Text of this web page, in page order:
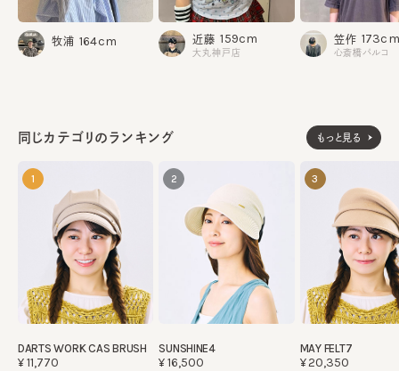
部分：ポリエステル75% ポリウレタン25%
生産国 made in JAPAN
同じカテゴリのランキング もっと見る
1
DARTS WORK CAS BRUSH
¥11,770
2
SUNSHINE4
¥16,500
3
MAY FELT7
¥20,350
牧浦 164cm 近藤 159cm
大丸神戸店
笠作 173cm
心斎橋パルコ